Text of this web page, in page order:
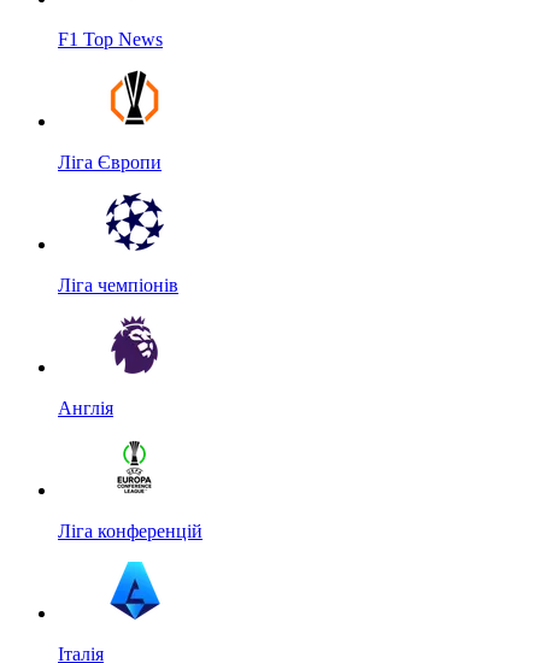
F1 Top News
Ліга Європи
Ліга чемпіонів
Англія
Ліга конференцій
Італія